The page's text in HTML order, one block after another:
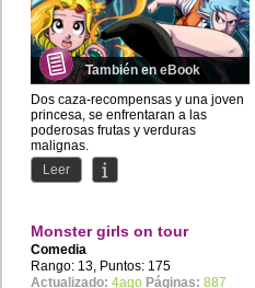
También en eBook
Dos caza-recompensas y una joven
princesa, se enfrentaran a las
poderosas frutas y verduras
malignas.
A.C.Puig: La vida es...
Leer
Monster girls on tour
Comedia
Rango: 13, Puntos: 175
Actualizado: 4ago Páginas: 887